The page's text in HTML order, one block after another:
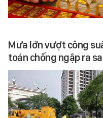
Mưa lớn vượt công
toán chống ngập ra